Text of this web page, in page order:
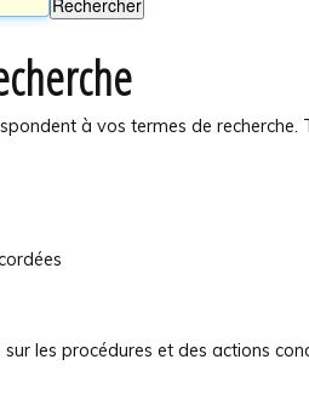
à vos termes de recherche.
les procédures et des actions